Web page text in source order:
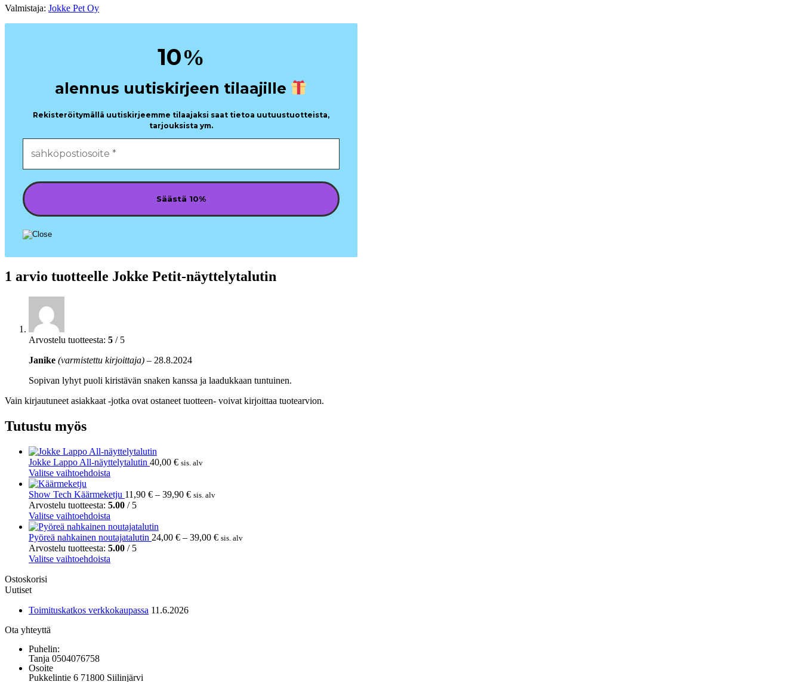
Valmistaja: Jokke Pet Oy
10%
alennus uutiskirjeen tilaajille
Rekisteröitymällä uutiskirjeemme tilaajaksi saat tietoa uutuustuotteista,
tarjouksista ym.
1 arvio tuotteelle Jokke Petit-näyttelytalutin
Arvostelu tuotteesta: 5 / 5
Janike (varmistettu kirjoittaja) – 28.8.2024
Sopivan lyhyt puoli kiristävän snaken kanssa ja laadukkaan tuntuinen.
Vain kirjautuneet asiakkaat -jotka ovat ostaneet tuotteen- voivat kirjoittaa tuotearvion.
Tutustu myös
Jokke Lappo All-näyttelytalutin 40,00 € sis. alv
Valitse vaihtoehdoista
on
useampi
Voit
tehdä
valinnat
Show Tech Käärmeketju 11,90 € – 39,90 €Hintaluokka:
sis. alv
Arvostelu tuotteesta: 5.00 / 5
Valitse vaihtoehdoista
tuotteella
on
useampi
sivulla.
Pyöreä nahkainen noutajatalutin 24,00 € – 39,00 €Hintaluokka:
sis. alv
Arvostelu tuotteesta: 5.00 / 5
Valitse vaihtoehdoista
Voit
Ostoskorisi
Uutiset
Toimituskatkos verkkokaupassa 11.6.2026
Ota yhteyttä
Puhelin:
Tanja 0504076758
Osoite
Pukkelintie 6 71800 Siilinjärvi